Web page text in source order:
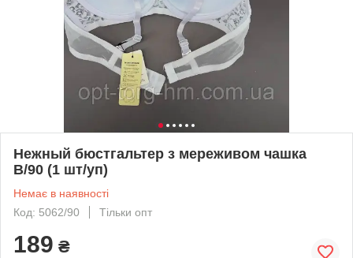
Нежный бюстгальтер з мереживом чашка
В/90 (1 шт/уп)
Немає в наявності
Код: 5062/90
Тільки опт
189 ₴